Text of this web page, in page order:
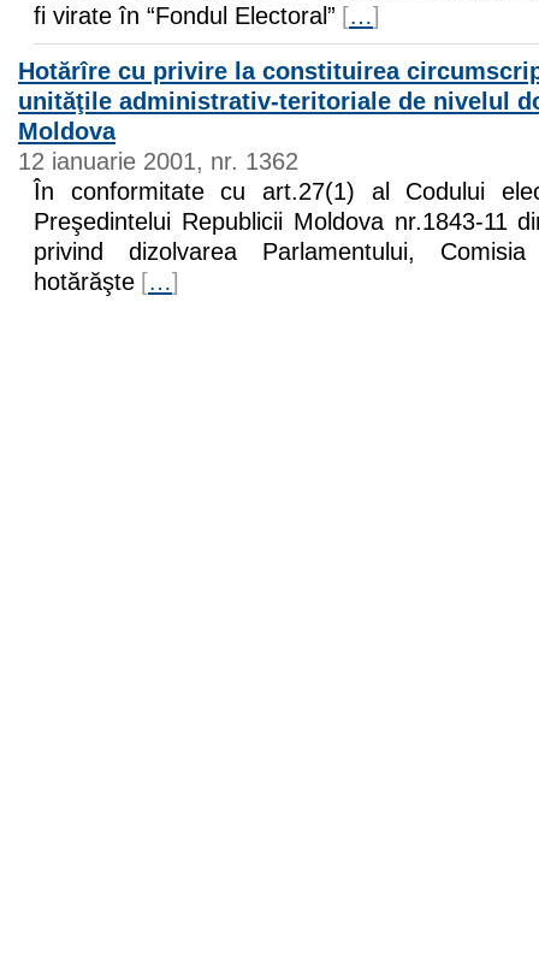
fi virate în “Fondul Electoral” […]
Hotărîre cu privire la constituirea
unităţile administrativ-teritoriale de nivelul
Moldova
12 ianuarie 2001, nr. 1362
În conformitate cu art.27(1) al Codului
Preşedintelui Republicii Moldova nr.1843-11
privind dizolvarea Parlamentului,
hotărăşte […]